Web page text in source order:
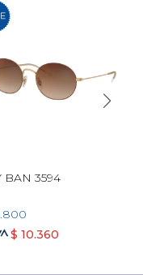
BAN 3594
$ 10.360